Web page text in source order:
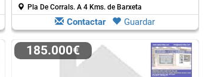
Pla De Corrals. A 4 Kms. de Barxeta
Contactar Guardar
185.000€